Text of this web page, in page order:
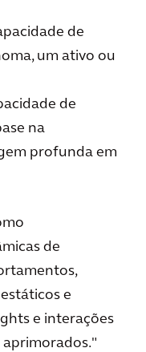
de
um ativo ou
de
na
profunda em
de
e
e interações